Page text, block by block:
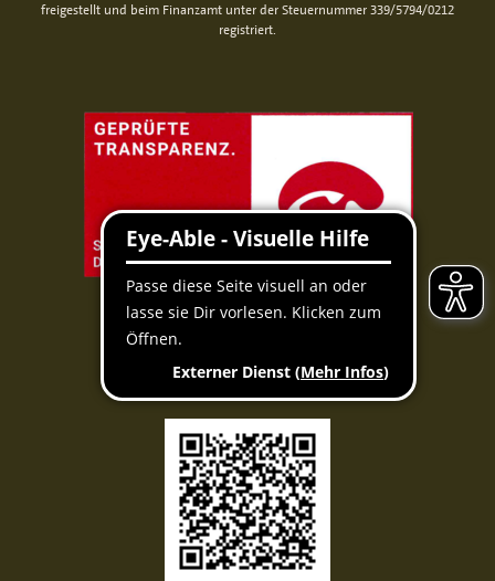
freigestellt und beim Finanzamt unter der Steuernummer 339/5794/0212
registriert.
Per QR-Code spenden
Mit der Banking-App scannen und spenden